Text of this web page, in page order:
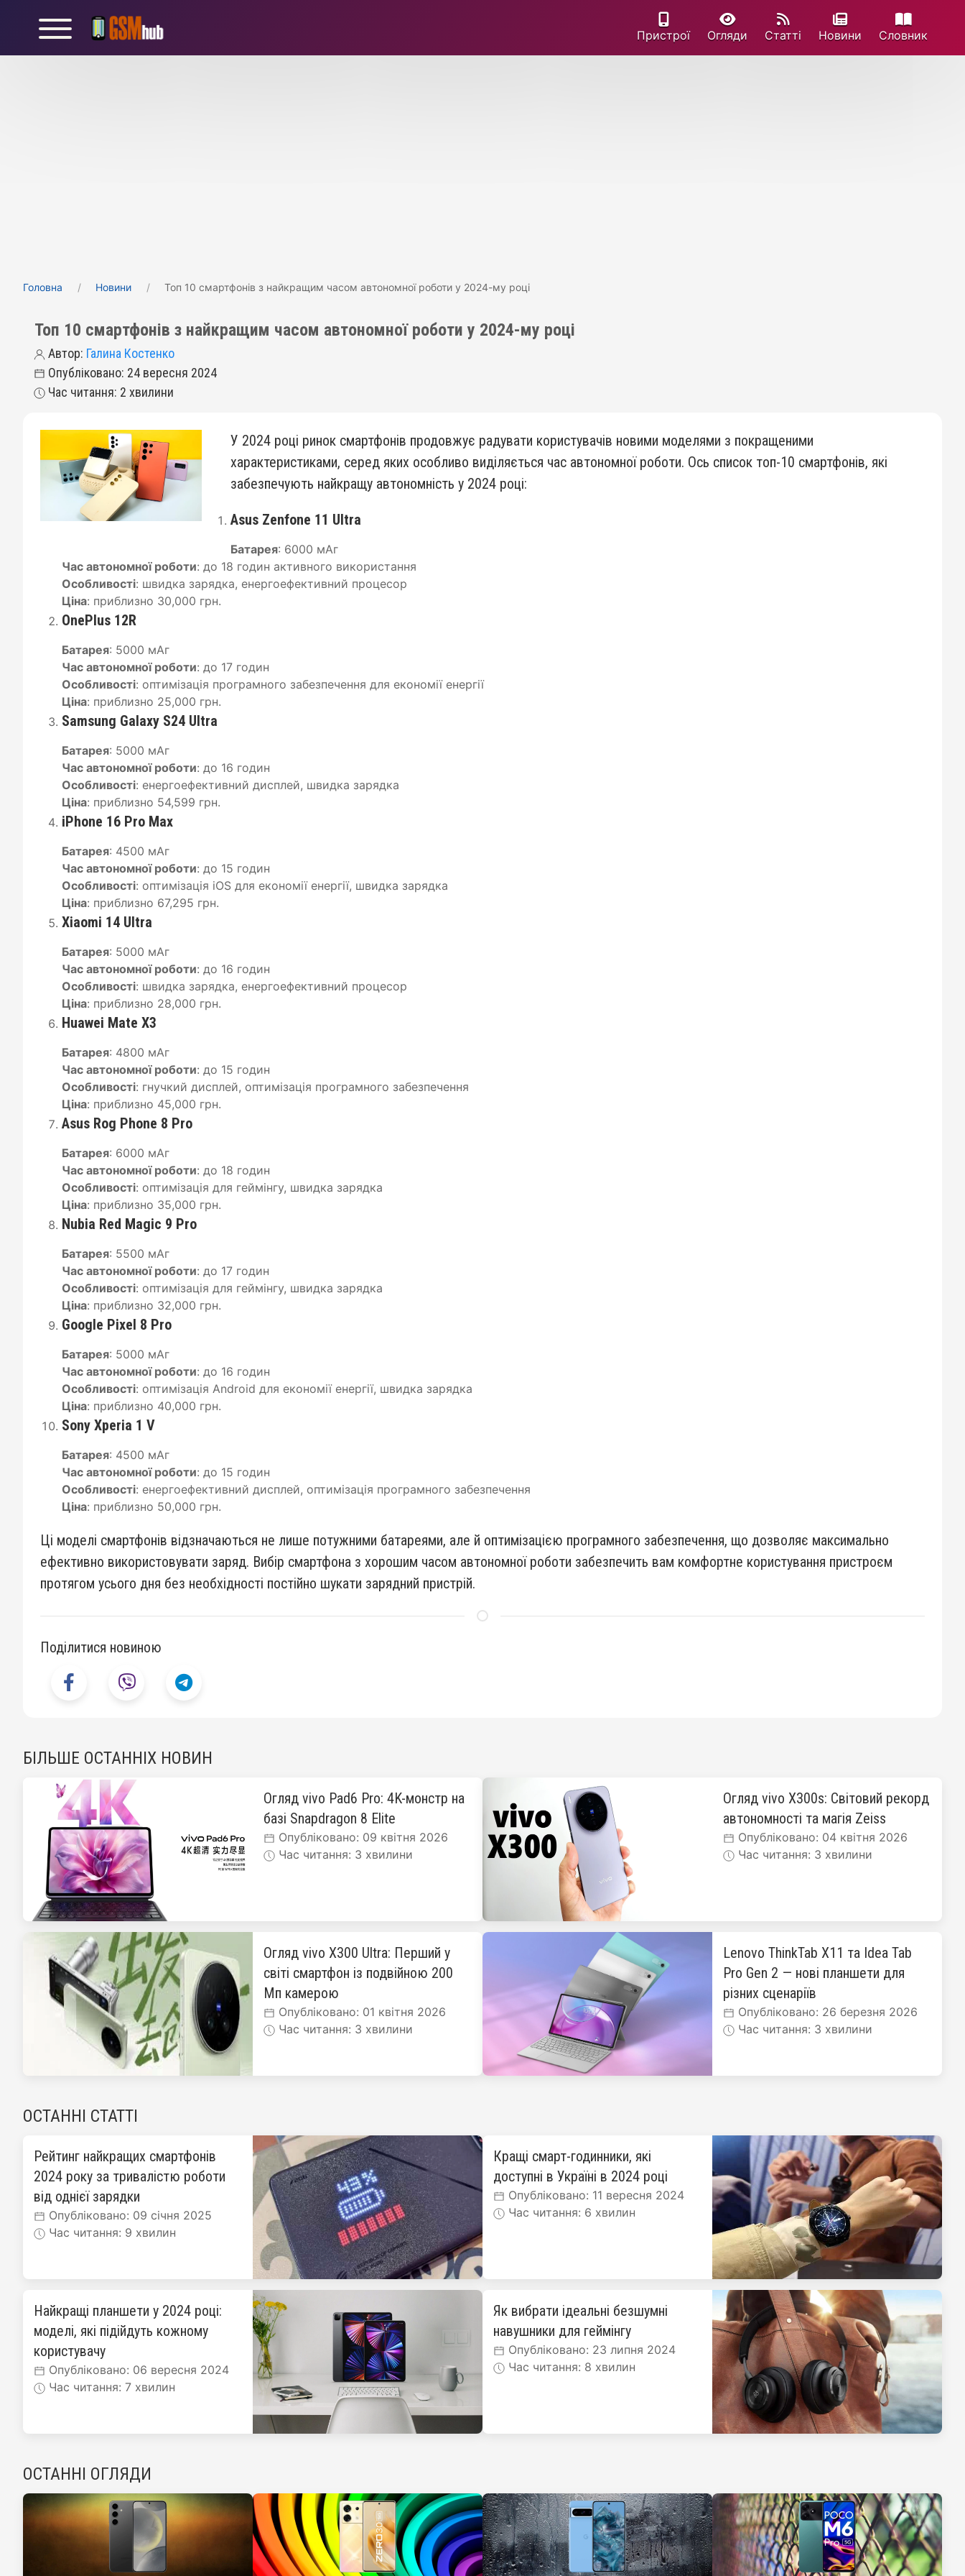
Пристрої Огляди Статті Новини Cловник
Головна Новини Топ 10 смартфонів з найкращим часом автономної роботи у 2024-му році
Топ 10 смартфонів з найкращим часом автономної роботи у 2024-му році
Автор: Галина Костенко
Опубліковано: 24 вересня 2024
Час читання: 2 хвилини
У 2024 році ринок смартфонів продовжує радувати користувачів новими моделями з покращеними
характеристиками, серед яких особливо виділяється час автономної роботи. Ось список топ-10 смартфонів, які
забезпечують найкращу автономність у 2024 році:
Asus Zenfone 11 Ultra
Батарея: 6000 мАг
Час автономної роботи: до 18 годин активного використання
Особливості: швидка зарядка, енергоефективний процесор
Ціна: приблизно 30,000 грн.
OnePlus 12R
Батарея: 5000 мАг
Час автономної роботи: до 17 годин
Особливості: оптимізація програмного забезпечення для економії енергії
Ціна: приблизно 25,000 грн.
Samsung Galaxy S24 Ultra
Батарея: 5000 мАг
Час автономної роботи: до 16 годин
Особливості: енергоефективний дисплей, швидка зарядка
Ціна: приблизно 54,599 грн.
iPhone 16 Pro Max
Батарея: 4500 мАг
Час автономної роботи: до 15 годин
Особливості: оптимізація iOS для економії енергії, швидка зарядка
Ціна: приблизно 67,295 грн.
Xiaomi 14 Ultra
Батарея: 5000 мАг
Час автономної роботи: до 16 годин
Особливості: швидка зарядка, енергоефективний процесор
Ціна: приблизно 28,000 грн.
Huawei Mate X3
Батарея: 4800 мАг
Час автономної роботи: до 15 годин
Особливості: гнучкий дисплей, оптимізація програмного забезпечення
Ціна: приблизно 45,000 грн.
Asus Rog Phone 8 Pro
Батарея: 6000 мАг
Час автономної роботи: до 18 годин
Особливості: оптимізація для геймінгу, швидка зарядка
Ціна: приблизно 35,000 грн.
Nubia Red Magic 9 Pro
Батарея: 5500 мАг
Час автономної роботи: до 17 годин
Особливості: оптимізація для геймінгу, швидка зарядка
Ціна: приблизно 32,000 грн.
Google Pixel 8 Pro
Батарея: 5000 мАг
Час автономної роботи: до 16 годин
Особливості: оптимізація Android для економії енергії, швидка зарядка
Ціна: приблизно 40,000 грн.
Sony Xperia 1 V
Батарея: 4500 мАг
Час автономної роботи: до 15 годин
Особливості: енергоефективний дисплей, оптимізація програмного забезпечення
Ціна: приблизно 50,000 грн.
Ці моделі смартфонів відзначаються не лише потужними батареями, але й оптимізацією програмного забезпечення, що дозволяє максимально
ефективно використовувати заряд. Вибір смартфона з хорошим часом автономної роботи забезпечить вам комфортне користування пристроєм
протягом усього дня без необхідності постійно шукати зарядний пристрій.
Поділитися новиною
БІЛЬШЕ ОСТАННІХ НОВИН
Огляд vivo Pad6 Pro: 4K-монстр на
базі Snapdragon 8 Elite
Опубліковано: 09 квітня 2026
Час читання: 3 хвилини
Огляд vivo X300s: Світовий рекорд
автономності та магія Zeiss
Опубліковано: 04 квітня 2026
Час читання: 3 хвилини
Огляд vivo X300 Ultra: Перший у
світі смартфон із подвійною 200
Мп камерою
Опубліковано: 01 квітня 2026
Час читання: 3 хвилини
Lenovo ThinkTab X11 та Idea Tab
Pro Gen 2 — нові планшети для
різних сценаріїв
Опубліковано: 26 березня 2026
Час читання: 3 хвилини
ОСТАННІ СТАТТІ
Рейтинг найкращих смартфонів
2024 року за тривалістю роботи
від однієї зарядки
Опубліковано: 09 січня 2025
Час читання: 9 хвилин
Кращі смарт-годинники, які
доступні в Україні в 2024 році
Опубліковано: 11 вересня 2024
Час читання: 6 хвилин
Найкращі планшети у 2024 році:
моделі, які підійдуть кожному
користувачу
Опубліковано: 06 вересня 2024
Час читання: 7 хвилин
Як вибрати ідеальні безшумні
навушники для геймінгу
Опубліковано: 23 липня 2024
Час читання: 8 хвилин
ОСТАННІ ОГЛЯДИ